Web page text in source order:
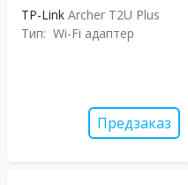
TP-Link Archer T2U Plus
Тип: Wi-Fi адаптер
Предзаказ